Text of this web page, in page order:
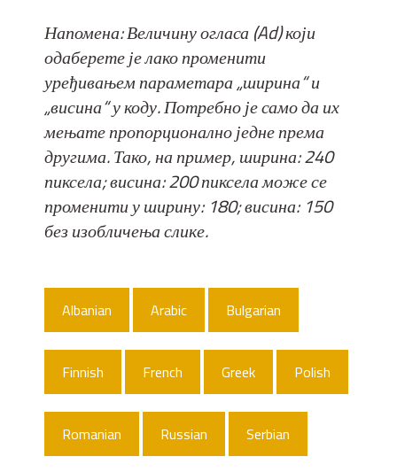
Напомена: Величину огласа (Ad) који
одаберете је лако променити
уређивањем параметара „ширина“ и
„висина“ у коду. Потребно је само да их
мењате пропорционално једне према
другима. Тако, на пример, ширина: 240
пиксела; висина: 200 пиксела може се
променити у ширину: 180; висина: 150
без изобличења слике.
Albanian Arabic Bulgarian
Finnish French Greek Polish
Romanian Russian Serbian